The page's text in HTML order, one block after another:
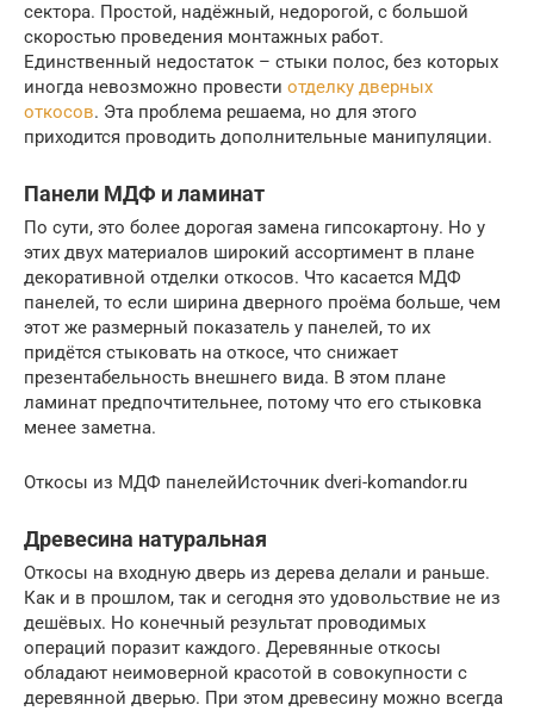
сектора. Простой, надёжный, недорогой, с большой
скоростью проведения монтажных работ.
Единственный недостаток – стыки полос, без которых
иногда невозможно провести отделку дверных
откосов. Эта проблема решаема, но для этого
приходится проводить дополнительные манипуляции.
Панели МДФ и ламинат
По сути, это более дорогая замена гипсокартону. Но у
этих двух материалов широкий ассортимент в плане
декоративной отделки откосов. Что касается МДФ
панелей, то если ширина дверного проёма больше, чем
этот же размерный показатель у панелей, то их
придётся стыковать на откосе, что снижает
презентабельность внешнего вида. В этом плане
ламинат предпочтительнее, потому что его стыковка
менее заметна.
Откосы из МДФ панелейИсточник dveri-komandor.ru
Древесина натуральная
Откосы на входную дверь из дерева делали и раньше.
Как и в прошлом, так и сегодня это удовольствие не из
дешёвых. Но конечный результат проводимых
операций поразит каждого. Деревянные откосы
обладают неимоверной красотой в совокупности с
деревянной дверью. При этом древесину можно всегда